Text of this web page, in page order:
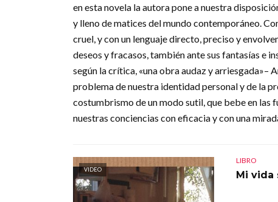
en esta novela la autora pone a nuestra
y lleno de matices del mundo contemporáneo.
cruel, y con un lenguaje directo, preciso y
deseos y fracasos, también ante sus fantasías e
según la crítica, «una obra audaz y arriesgada»–
problema de nuestra identidad personal y de la
costumbrismo de un modo sutil, que bebe en
nuestras conciencias con eficacia y con una
VIDEO
LIBRO
Mi vida